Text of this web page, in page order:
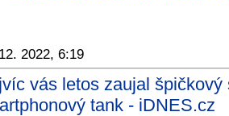
2022, 6:19
vás letos zaujal
tank - iDNES.cz